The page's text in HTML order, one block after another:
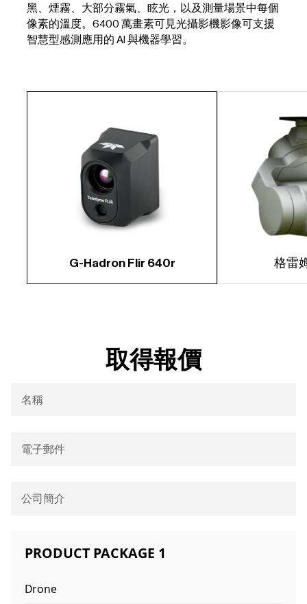
G-Hadron Flir 640r 格雷
黑、煙霧、大部分霧氣、眩光，以及測量場景中每個
像素的溫度。6400 萬畫素可見光攝影機影像可支援
智慧型感測應用的 AI 與機器學習。
取得報價
PRODUCT PACKAGE 1
Drone